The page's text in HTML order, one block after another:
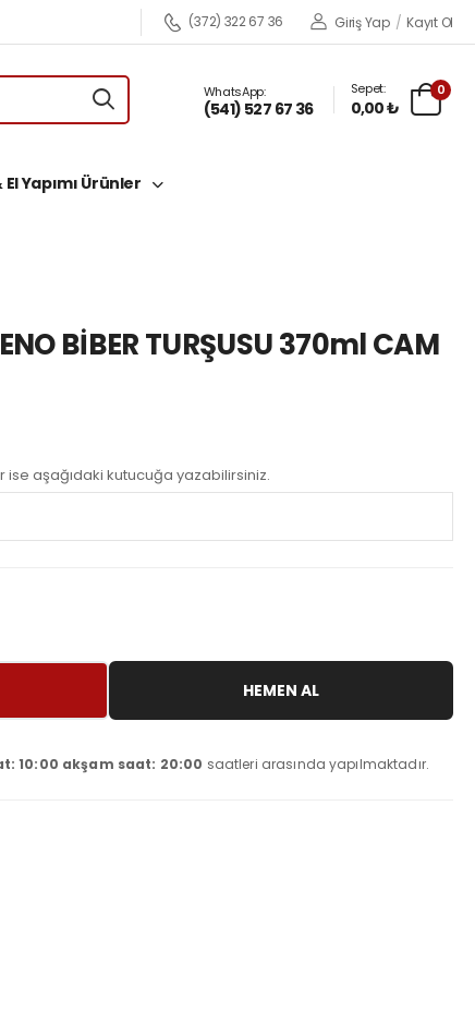
(372) 322 67 36 Giriş Yap / Kayıt Ol
WhatsApp:
(541) 527 67 36
Sepet:
0,00 ₺
0
Yapımı Ürünler
BİBER TURŞUSU 370ml CAM
aşağıdaki kutucuğa yazabilirsiniz.
HEMEN AL
10:00 akşam saat: 20:00 saatleri arasında yapılmaktadır.